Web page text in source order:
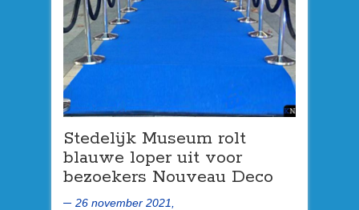
Stedelijk Museum rolt
blauwe loper uit voor
bezoekers Nouveau Deco
26 november 2021,